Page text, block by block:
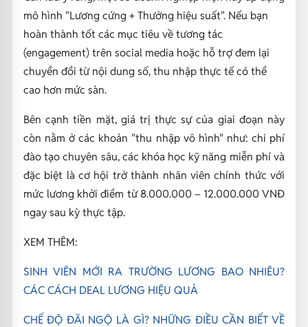
mô hình "Lương cứng + Thưởng hiệu suất". Nếu bạn
hoàn thành tốt các mục tiêu về tương tác
(engagement) trên social media hoặc hỗ trợ đem lại
chuyển đổi từ nội dung số, thu nhập thực tế có thể
cao hơn mức sàn.
Bên cạnh tiền mặt, giá trị thực sự của giai đoạn này
còn nằm ở các khoản "thu nhập vô hình" như: chi phí
đào tạo chuyên sâu, các khóa học kỹ năng miễn phí và
đặc biệt là cơ hội trở thành nhân viên chính thức với
mức lương khởi điểm từ 8.000.000 – 12.000.000 VNĐ
ngay sau kỳ thực tập.
XEM THÊM:
SINH VIÊN MỚI RA TRƯỜNG LƯƠNG BAO NHIÊU?
CÁC CÁCH DEAL LƯƠNG HIỆU QUẢ
CHẾ ĐỘ ĐÃI NGỘ LÀ GÌ? NHỮNG ĐIỀU CẦN BIẾT VỀ